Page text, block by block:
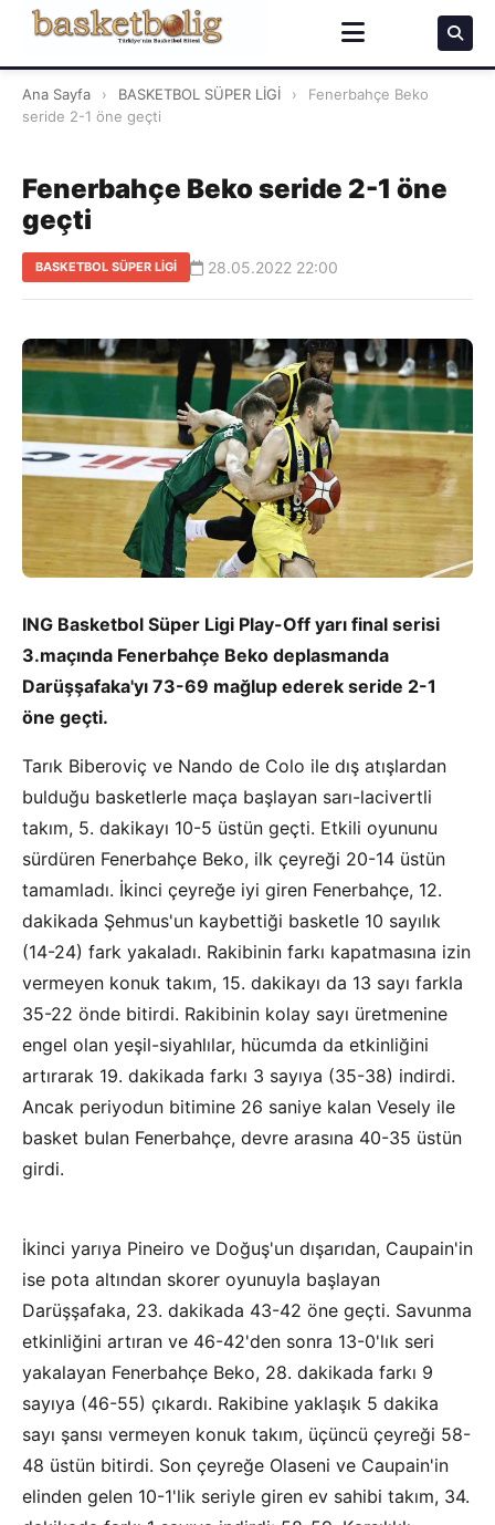
Ana Sayfa › BASKETBOL SÜPER LİGİ ›
Fenerbahçe Beko
seride 2-1 öne geçti
Fenerbahçe Beko seride 2-1 öne
geçti
BASKETBOL SÜPER LİGİ 28.05.2022 22:00
ING Basketbol Süper Ligi Play-Off yarı final serisi
3.maçında Fenerbahçe Beko deplasmanda
Darüşşafaka'yı 73-69 mağlup ederek seride 2-1
öne geçti.
Tarık Biberoviç ve Nando de Colo ile dış atışlardan
bulduğu basketlerle maça başlayan sarı-lacivertli
takım, 5. dakikayı 10-5 üstün geçti. Etkili oyununu
sürdüren Fenerbahçe Beko, ilk çeyreği 20-14 üstün
tamamladı. İkinci çeyreğe iyi giren Fenerbahçe, 12.
dakikada Şehmus'un kaybettiği basketle 10 sayılık
(14-24) fark yakaladı. Rakibinin farkı kapatmasına izin
vermeyen konuk takım, 15. dakikayı da 13 sayı farkla
35-22 önde bitirdi. Rakibinin kolay sayı üretmenine
engel olan yeşil-siyahlılar, hücumda da etkinliğini
artırarak 19. dakikada farkı 3 sayıya (35-38) indirdi.
Ancak periyodun bitimine 26 saniye kalan Vesely ile
basket bulan Fenerbahçe, devre arasına 40-35 üstün
girdi.
İkinci yarıya Pineiro ve Doğuş'un dışarıdan, Caupain'in
ise pota altından skorer oyunuyla başlayan
Darüşşafaka, 23. dakikada 43-42 öne geçti. Savunma
etkinliğini artıran ve 46-42'den sonra 13-0'lık seri
yakalayan Fenerbahçe Beko, 28. dakikada farkı 9
sayıya (46-55) çıkardı. Rakibine yaklaşık 5 dakika
sayı şansı vermeyen konuk takım, üçüncü çeyreği 58-
48 üstün bitirdi. Son çeyreğe Olaseni ve Caupain'in
elinden gelen 10-1'lik seriyle giren ev sahibi takım, 34.